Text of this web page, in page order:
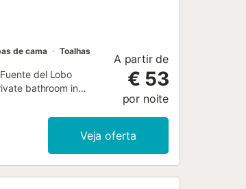
de cama Toalhas
del Lobo
bathroom in
A partir de
€ 53
por noite
Veja oferta